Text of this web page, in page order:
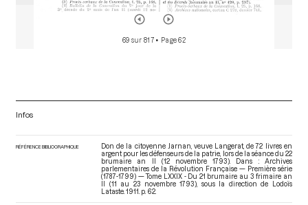
69 sur 817 • Page 62
Infos
RÉFÉRENCE BIBLIOGRAPHIQUE
Don de la citoyenne Jarnan, veuve Langerat, de 72 livres en
argent pour les défenseurs de la patrie, lors de la séance du 22
brumaire an II (12 novembre 1793). Dans : Archives
parlementaires de la Révolution Française — Première série
(1787-1799) — Tome LXXIX - Du 21 brumaire au 3 frimaire an
II (11 au 23 novembre 1793) , sous la direction de Lodoïs
Lataste. 1911. p. 62.